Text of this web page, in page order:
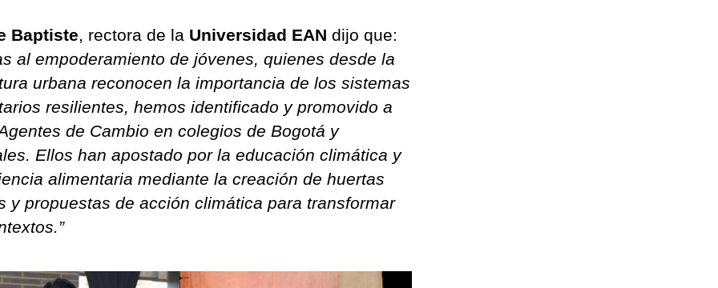
Baptiste, rectora de la Universidad EAN dijo que:
al empoderamiento de jóvenes, quienes desde la
urbana reconocen la importancia de los sistemas
resilientes, hemos identificado y promovido a
de Cambio en colegios de Bogotá y
Ellos han apostado por la educación climática y
alimentaria mediante la creación de huertas
y propuestas de acción climática para transformar